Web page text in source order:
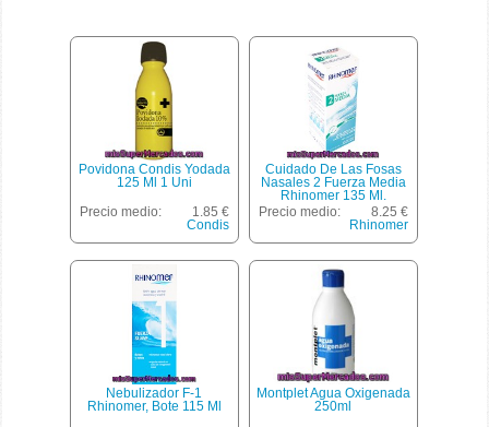
Povidona Condis Yodada
125 Ml 1 Uni
Precio medio:
1.85 €
Condis
Cuidado De Las Fosas
Nasales 2 Fuerza Media
Rhinomer 135 Ml.
Precio medio:
8.25 €
Rhinomer
Nebulizador F-1
Rhinomer, Bote 115 Ml
Montplet Agua Oxigenada
250ml